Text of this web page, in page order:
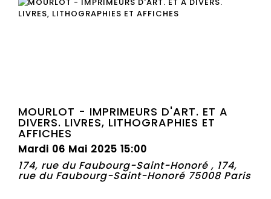
MOURLOT - IMPRIMEURS D'ART. ET A
DIVERS. LIVRES, LITHOGRAPHIES ET
AFFICHES
Mardi 06 Mai 2025 15:00
174, rue du Faubourg-Saint-Honoré , 174,
rue du Faubourg-Saint-Honoré 75008 Paris